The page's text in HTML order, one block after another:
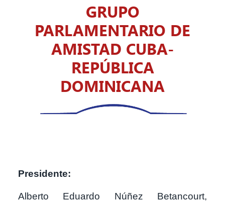
GRUPO
PARLAMENTARIO DE
AMISTAD CUBA-
REPÚBLICA
DOMINICANA
Presidente:
Alberto Eduardo Núñez Betancourt,